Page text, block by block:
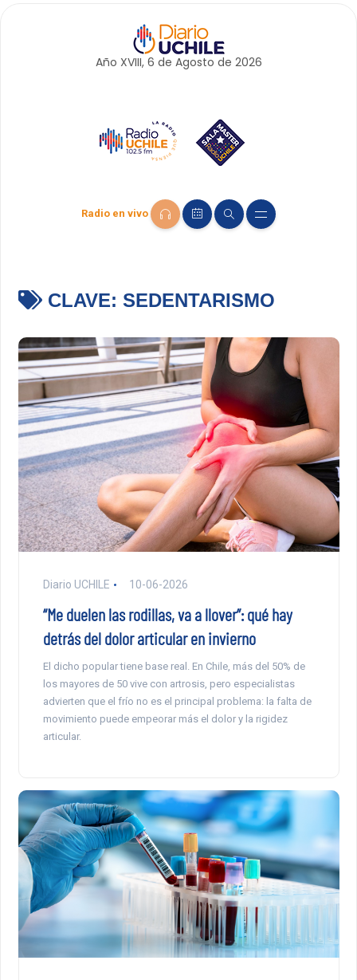
Año XVIII, 6 de Agosto de 2026
Radio en vivo
CLAVE: SEDENTARISMO
Diario UCHILE 10-06-2026
“Me duelen las rodillas, va a llover”: qué hay
detrás del dolor articular en invierno
El dicho popular tiene base real. En Chile, más del 50% de
los mayores de 50 vive con artrosis, pero especialistas
advierten que el frío no es el principal problema: la falta de
movimiento puede empeorar más el dolor y la rigidez
articular.